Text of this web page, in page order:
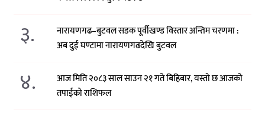
३.
नारायणगढ–बुटवल सडक पूर्वीखण्ड विस्तार अन्तिम चरणमा :
अब दुई घण्टामा नारायणगढदेखि बुटवल
४.
आज मिति २०८३ साल साउन २१ गते बिहिबार, यस्तो छ आजको
तपाईको राशिफल